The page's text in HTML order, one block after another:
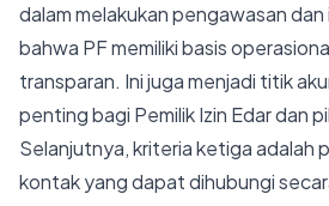
dalam melakukan pengawasan
bahwa PF memiliki basis
transparan. Ini juga menjadi titik
penting bagi Pemilik Izin Edar dan
Selanjutnya, kriteria ketiga adalah
kontak yang dapat dihubungi